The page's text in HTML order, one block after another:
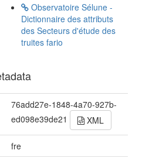
Observatoire Sélune -
Dictionnaire des attributs
des Secteurs d'étude des
truites fario
76add27e-1848-4a70-927b-
ed098e39de21
XML
fre